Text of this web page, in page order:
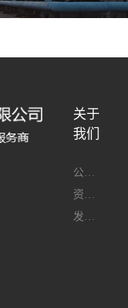
关于
我们
公司简介
资质荣誉
发展历程